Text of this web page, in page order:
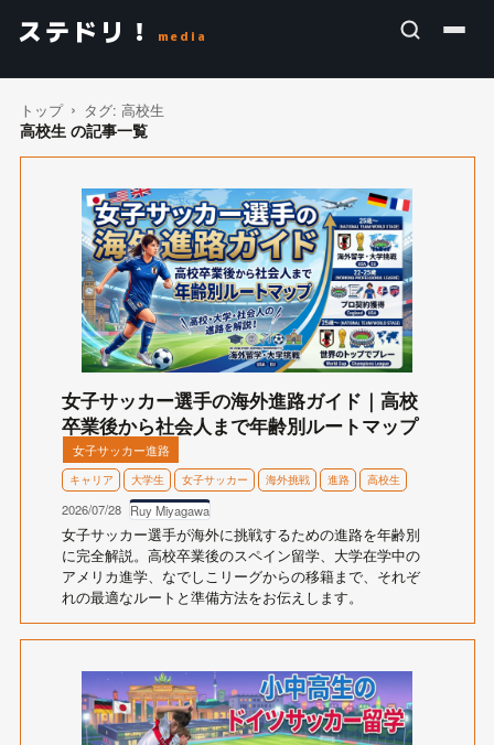
ステドリ！ media
トップ タグ: 高校生
高校生 の記事一覧
女子サッカー選手の海外進路ガイド｜高校
卒業後から社会人まで年齢別ルートマップ
女子サッカー進路
キャリア 大学生 女子サッカー 海外挑戦 進路 高校生
2026/07/28 Ruy Miyagawa
女子サッカー選手が海外に挑戦するための進路を年齢別
に完全解説。高校卒業後のスペイン留学、大学在学中の
アメリカ進学、なでしこリーグからの移籍まで、それぞ
れの最適なルートと準備方法をお伝えします。